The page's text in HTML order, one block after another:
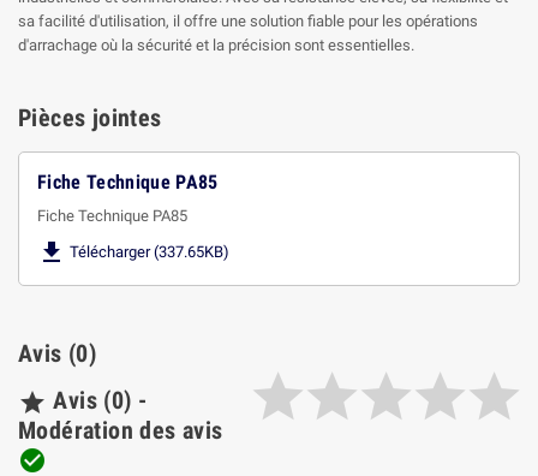
sa facilité d'utilisation, il offre une solution fiable pour les opérations
d'arrachage où la sécurité et la précision sont essentielles.
Pièces jointes
Fiche Technique PA85
Fiche Technique PA85
 Télécharger (337.65KB)
Avis (0)
 Avis (0) -
Modération des avis
